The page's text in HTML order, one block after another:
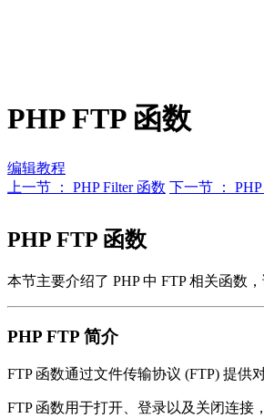
PHP FTP 函数
编辑教程
上一节 ： PHP Filter 函数 下一节 ：
PHP FTP 函数
本节主要介绍了 PHP 中 FTP 相关函数
PHP FTP 简介
FTP 函数通过文件传输协议 (FTP) 提供
FTP 函数用于打开、登录以及关闭连接